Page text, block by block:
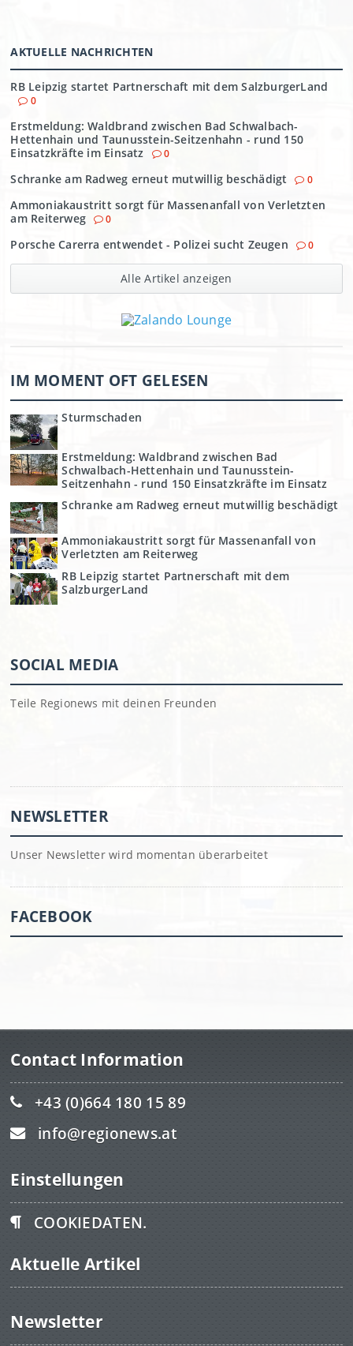
AKTUELLE NACHRICHTEN
RB Leipzig startet Partnerschaft mit dem SalzburgerLand
0
Erstmeldung: Waldbrand zwischen Bad Schwalbach-
Hettenhain und Taunusstein-Seitzenhahn - rund 150
Einsatzkräfte im Einsatz
0
Schranke am Radweg erneut mutwillig beschädigt 0
Ammoniakaustritt sorgt für Massenanfall von Verletzten
am Reiterweg
0
Porsche Carerra entwendet - Polizei sucht Zeugen 0
Alle Artikel anzeigen
IM MOMENT OFT GELESEN
Sturmschaden
Erstmeldung: Waldbrand zwischen Bad
Schwalbach-Hettenhain und Taunusstein-
Seitzenhahn - rund 150 Einsatzkräfte im Einsatz
Schranke am Radweg erneut mutwillig beschädigt
Ammoniakaustritt sorgt für Massenanfall von
Verletzten am Reiterweg
RB Leipzig startet Partnerschaft mit dem
SalzburgerLand
SOCIAL MEDIA
Teile Regionews mit deinen Freunden
NEWSLETTER
Unser Newsletter wird momentan überarbeitet
FACEBOOK
Contact Information
+43 (0)664 180 15 89
info@regionews.at
Einstellungen
COOKIEDATEN.
Aktuelle Artikel
Newsletter